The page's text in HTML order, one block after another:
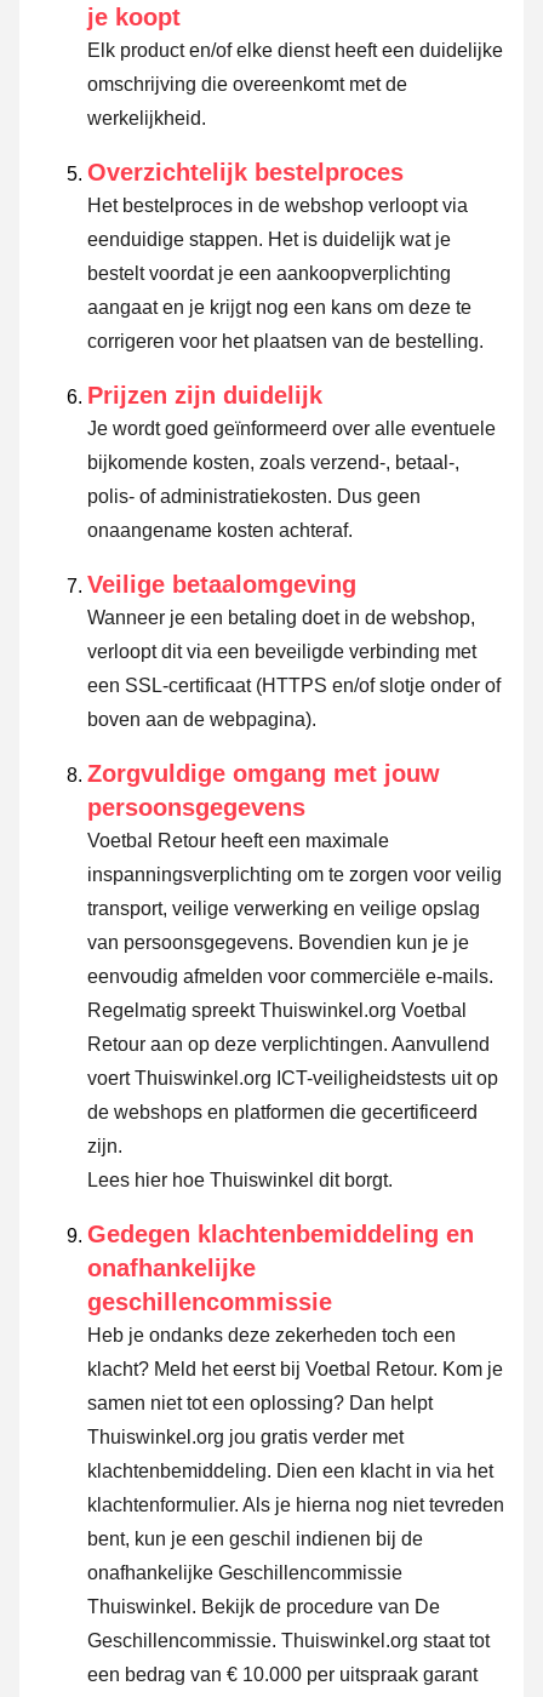
je koopt
Elk product en/of elke dienst heeft een duidelijke
omschrijving die overeenkomt met de
werkelijkheid.
Overzichtelijk bestelproces
Het bestelproces in de webshop verloopt via
eenduidige stappen. Het is duidelijk wat je
bestelt voordat je een aankoopverplichting
aangaat en je krijgt nog een kans om deze te
corrigeren voor het plaatsen van de bestelling.
Prijzen zijn duidelijk
Je wordt goed geïnformeerd over alle eventuele
bijkomende kosten, zoals verzend-, betaal-,
polis- of administratiekosten. Dus geen
onaangename kosten achteraf.
Veilige betaalomgeving
Wanneer je een betaling doet in de webshop,
verloopt dit via een beveiligde verbinding met
een SSL-certificaat (HTTPS en/of slotje onder of
boven aan de webpagina).
Zorgvuldige omgang met jouw
persoonsgegevens
Voetbal Retour heeft een maximale
inspanningsverplichting om te zorgen voor veilig
transport, veilige verwerking en veilige opslag
van persoonsgegevens. Bovendien kun je je
eenvoudig afmelden voor commerciële e-mails.
Regelmatig spreekt Thuiswinkel.org Voetbal
Retour aan op deze verplichtingen. Aanvullend
voert Thuiswinkel.org ICT-veiligheidstests uit op
de webshops en platformen die gecertificeerd
zijn.
Lees hier hoe Thuiswinkel dit borgt.
Gedegen klachtenbemiddeling en
onafhankelijke
geschillencommissie
Heb je ondanks deze zekerheden toch een
klacht? Meld het eerst bij Voetbal Retour. Kom je
samen niet tot een oplossing? Dan helpt
Thuiswinkel.org jou gratis verder met
klachtenbemiddeling. Dien een klacht in via het
klachtenformulier. Als je hierna nog niet tevreden
bent, kun je een geschil indienen bij de
onafhankelijke Geschillencommissie
Thuiswinkel. Bekijk de procedure van De
Geschillencommissie. Thuiswinkel.org staat tot
een bedrag van € 10.000 per uitspraak garant